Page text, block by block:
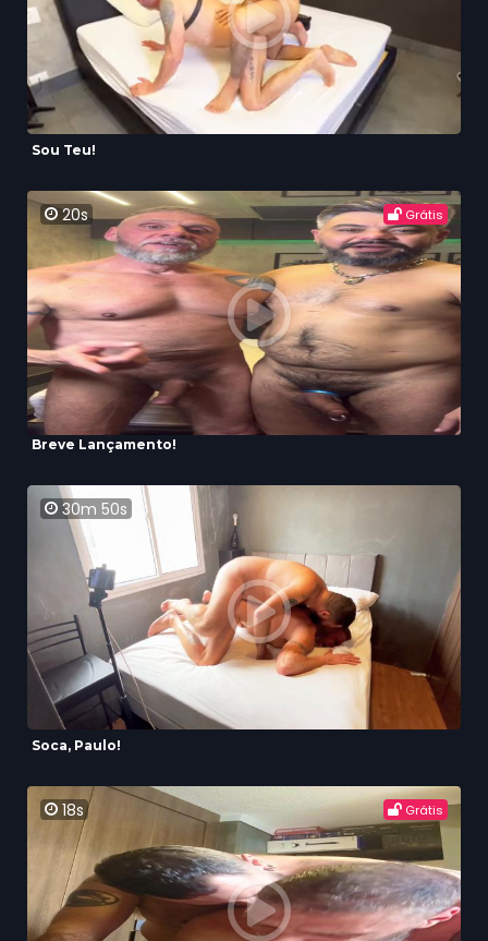
Sou Teu!
20s Grátis
Breve Lançamento!
30m 50s
Soca, Paulo!
18s Grátis